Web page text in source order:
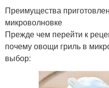
Преимущества
микроволновке
Прежде чем перейти к
почему овощи гриль в
выбор: